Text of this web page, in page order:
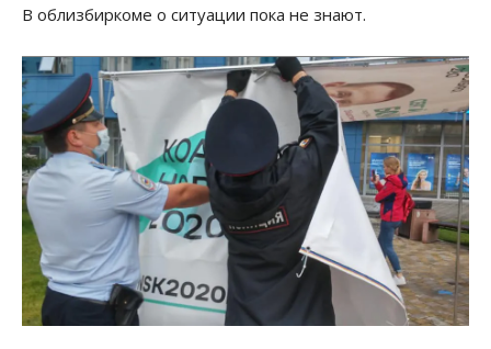
В облизбиркоме о ситуации пока не знают.